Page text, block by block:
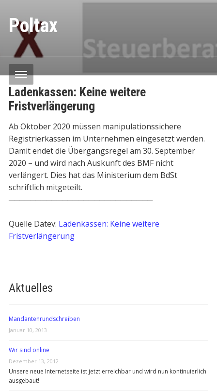
Poltax
Aktuelles
Mandantenrundschreiben
Januar 10, 2013
Wir sind online
Dezember 13, 2012
Unsere neue Internetseite ist jetzt erreichbar und wird nun kontinuierlich
ausgebaut!
Ladenkassen: Keine weitere
Fristverlängerung
Ab Oktober 2020 müssen manipulationssichere
Registrierkassen im Unternehmen eingesetzt werden.
Damit endet die Übergangsregel am 30. September
2020 – und wird nach Auskunft des BMF nicht
verlängert. Dies hat das Ministerium dem BdSt
schriftlich mitgeteilt.
───────────────────────────
Quelle Datev: Ladenkassen: Keine weitere
Fristverlängerung